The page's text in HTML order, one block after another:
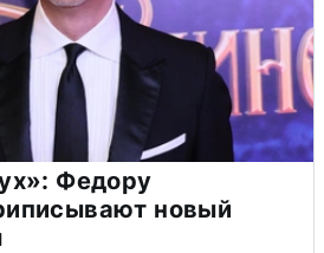
Федору
новый